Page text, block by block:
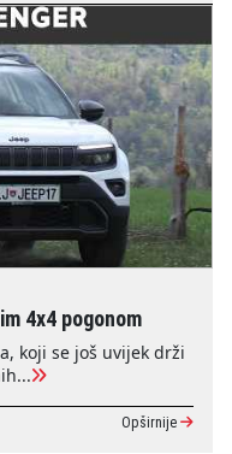
4x4 pogonom
koji se još uvijek drži
Opširnije